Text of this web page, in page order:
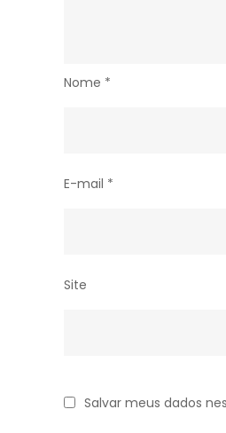
Nome *
E-mail *
Site
Salvar meus dados